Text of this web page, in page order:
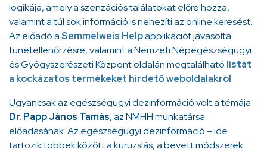
logikája, amely a szenzációs találatokat előre hozza,
valamint a túl sok információ is nehezíti az online keresést.
Az előadó aSemmelweis Helpapplikációt javasolta
tünetellenőrzésre, valamint a Nemzeti Népegészségügyi
és Gyógyszerészeti Központ oldalán megtalálható listát
a kockázatos termékeket hirdető weboldalakról.
Ugyancsak az egészségügyi dezinformáció volt a témája
Dr. Papp János Tamás, az NMHH munkatársa
előadásának. Az egészségügyi dezinformáció – ide
tartozik többek között a kuruzslás, a bevett módszerek